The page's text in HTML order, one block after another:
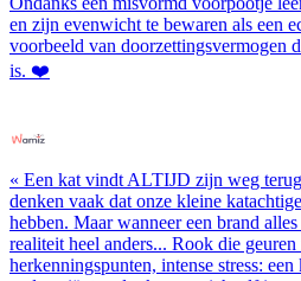
en zijn evenwicht te bewaren als een
voorbeeld van doorzettingsvermogen
is. ❤️
« Een kat vindt ALTIJD zijn weg
denken vaak dat onze kleine
hebben. Maar wanneer een brand
realiteit heel anders... Rook die
herkenningspunten, intense stress: